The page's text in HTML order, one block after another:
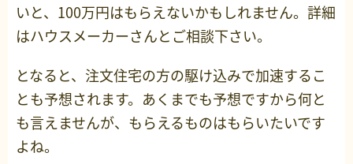
いと、100万円はもらえないかもしれません。詳細
はハウスメーカーさんとご相談下さい。
となると、注文住宅の方の駆け込みで加速するこ
とも予想されます。あくまでも予想ですから何と
も言えませんが、もらえるものはもらいたいです
よね。